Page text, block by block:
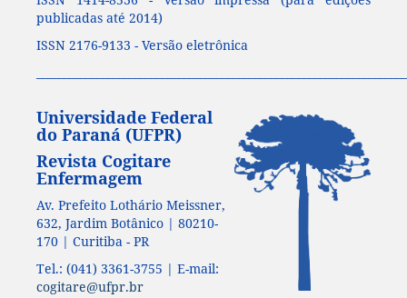
publicadas até 2014)
ISSN 2176-9133 - Versão eletrônica
Universidade Federal
do Paraná (UFPR)
Revista Cogitare
Enfermagem
Av. Prefeito Lothário Meissner,
632, Jardim Botânico | 80210-
170 | Curitiba - PR
Tel.: (041) 3361-3755 | E-mail:
cogitare@ufpr.br